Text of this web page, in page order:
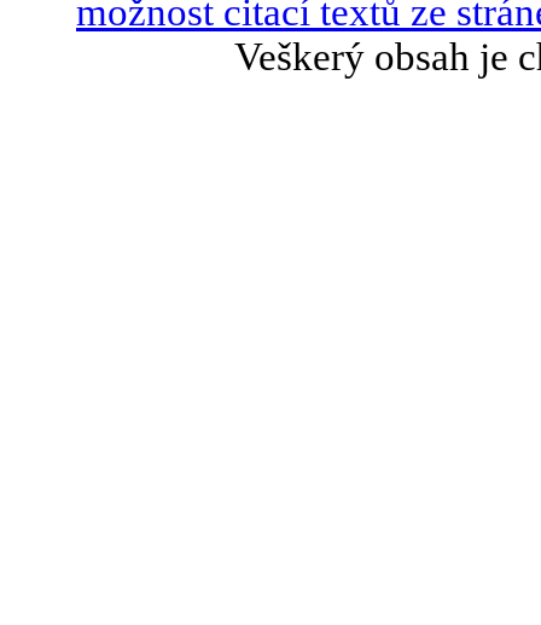
možnost citací textů ze
Veškerý obsah je